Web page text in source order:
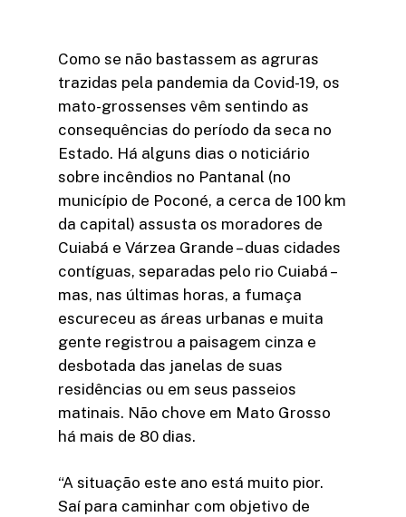
Como se não bastassem as agruras
trazidas pela pandemia da Covid-19, os
mato-grossenses vêm sentindo as
consequências do período da seca no
Estado. Há alguns dias o noticiário
sobre incêndios no Pantanal (no
município de Poconé, a cerca de 100 km
da capital) assusta os moradores de
Cuiabá e Várzea Grande – duas cidades
contíguas, separadas pelo rio Cuiabá –
mas, nas últimas horas, a fumaça
escureceu as áreas urbanas e muita
gente registrou a paisagem cinza e
desbotada das janelas de suas
residências ou em seus passeios
matinais. Não chove em Mato Grosso
há mais de 80 dias.
“A situação este ano está muito pior.
Saí para caminhar com objetivo de